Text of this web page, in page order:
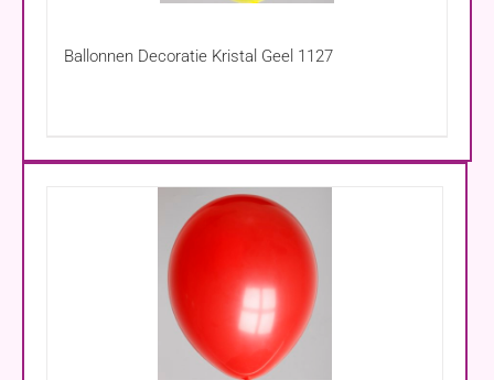
Ballonnen Decoratie Kristal Geel 1127